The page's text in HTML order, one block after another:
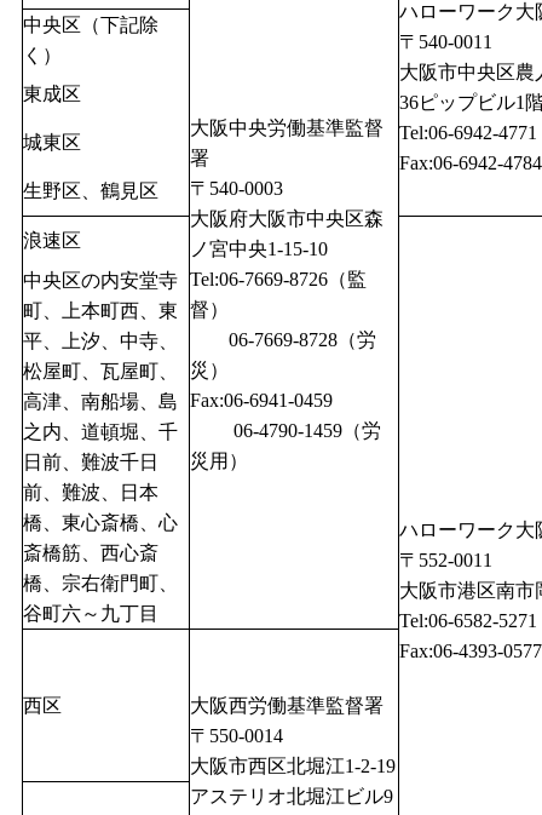
大阪中央労働基準監督
署
〒540-0003
大阪府大阪市中央区森
ノ宮中央1-15-10
Tel:06-7669-8726（監
督）
06-7669-8728（労
災）
Fax:06-6941-0459
06-4790-1459（労
災用）
ハローワーク大
〒540-0011
大阪市中央区農
36ピップビル1
Tel:06-6942-4771
Fax:06-6942-4784
中央区（下記除
く）
東成区
城東区
生野区、鶴見区
浪速区
ハローワーク大
〒552-0011
大阪市港区南市
Tel:06-6582-5271
Fax:06-4393-0577
中央区の内安堂寺
町、上本町西、東
平、上汐、中寺、
松屋町、瓦屋町、
高津、南船場、島
之内、道頓堀、千
日前、難波千日
前、難波、日本
橋、東心斎橋、心
斎橋筋、西心斎
橋、宗右衛門町、
谷町六～九丁目
西区
大阪西労働基準監督署
〒550-0014
大阪市西区北堀江1-2-19
アステリオ北堀江ビル9